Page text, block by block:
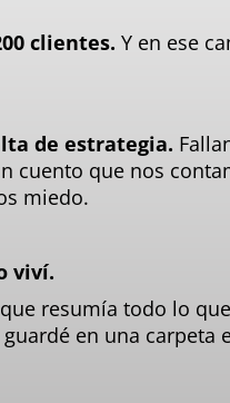
clientes. Y en ese
de estrategia.
cuento que nos
miedo.
viví.
resumía todo lo
en una carpeta